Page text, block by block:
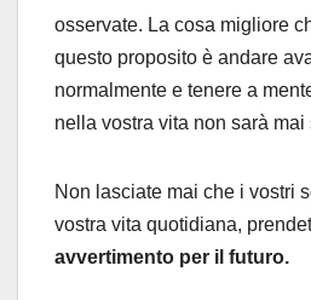
osservate. La cosa migliore
questo proposito è andare
normalmente e tenere a
nella vostra vita non sarà mai
Non lasciate mai che i vostri
vostra vita quotidiana,
avvertimento per il futuro.